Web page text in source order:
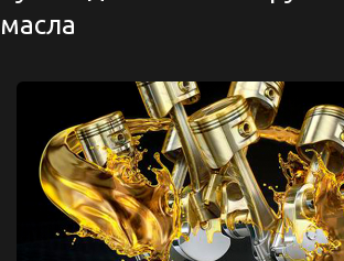
масла